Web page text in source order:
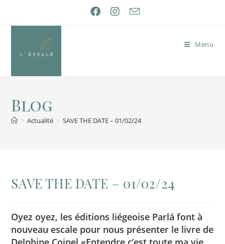
Menu
Blog
> Actualité > SAVE THE DATE – 01/02/24
SAVE THE DATE – 01/02/24
Oyez oyez, les éditions liégeoise Parlá font à
nouveau escale pour nous présenter le livre de